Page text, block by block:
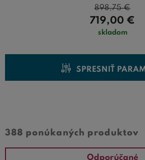
si užívať pohodlný a kvalitný spánok.
inšpirovať našou ponukou a vyberte
dokonale doplní váš domov.skladom
898,75€
719,00 €
SPRESNIŤ
388 ponúkaných produktov
Odporúčané